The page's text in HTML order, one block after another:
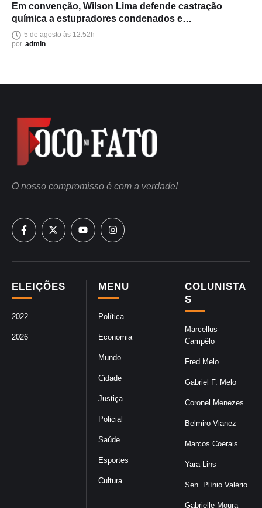
Em convenção, Wilson Lima defende castração
química a estupradores condenados e
endurecimento das leis
5 de agosto às 12:52h
por admin
COLUNISTA
S
Marcellus
Campêlo
Fred Melo
Gabriel F. Melo
Coronel Menezes
Belmiro Vianez
Marcos Coerais
Yara Lins
Sen. Plínio Valério
Gabrielle Moura
MENU
Política
Economia
Mundo
Cidade
Justiça
Policial
Saúde
Esportes
Cultura
ELEIÇÕES
2022
2026
O nosso compromisso é com a verdade!